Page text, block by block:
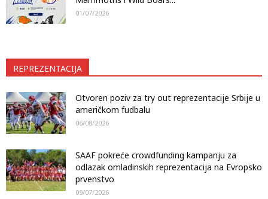
01/07/2026
REPREZENTACIJA
Otvoren poziv za try out reprezentacije Srbije u
američkom fudbalu
06/08/2026
SAAF pokreće crowdfunding kampanju za
odlazak omladinskih reprezentacija na Evropsko
prvenstvo
09/07/2026